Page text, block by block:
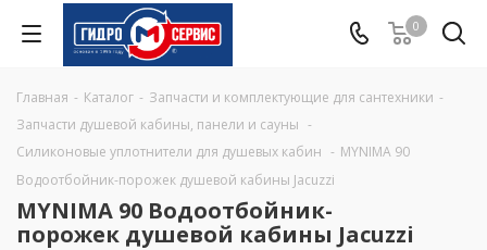
0
Главная - Каталог - Запчасти и комплектующие для сантехники -
Запчасти душевой кабины, панели и сауны -
Силиконовые уплотнители для душевых кабин - MYNIMA 90
Водоотбойник-порожек душевой кабины Jacuzzi
MYNIMA 90 Водоотбойник-
порожек душевой кабины Jacuzzi